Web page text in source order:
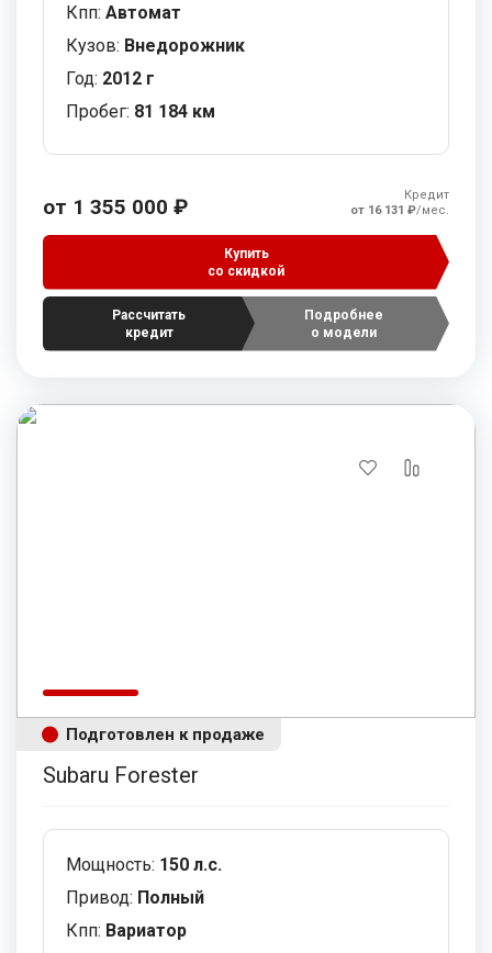
Кпп: Автомат
Кузов: Внедорожник
Год: 2012 г
Пробег: 81 184 км
от 1 355 000 ₽
Кредит
от 16 131 ₽/мес.
Купить
со скидкой
Рассчитать
кредит
Подробнее
о модели
Подготовлен к продаже
Subaru Forester
Мощность: 150 л.с.
Привод: Полный
Кпп: Вариатор